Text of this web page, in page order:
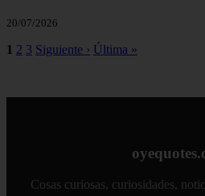
20/07/2026
1 2 3 Siguiente › Última »
Cosas curiosas, curiosidades,